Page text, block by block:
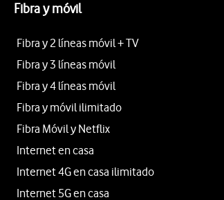
Fibra y móvil
Fibra y 2 líneas móvil + TV
Fibra y 3 líneas móvil
Fibra y 4 líneas móvil
Fibra y móvil ilimitado
Fibra Móvil y Netflix
Internet en casa
Internet 4G en casa ilimitado
Internet 5G en casa